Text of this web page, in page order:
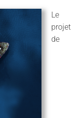
Le
projet
de